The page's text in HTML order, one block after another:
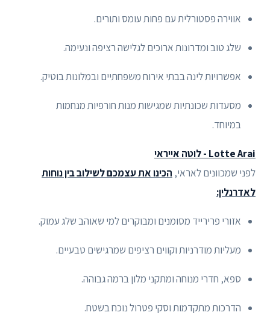
אווירה פסטורלית עם פחות עומס ותורים.
שלג טוב ומדרונות ארוכים לגלישה רציפה ונעימה.
אפשרויות לינה בבתי אירוח משפחתיים ובמלונות בוטיק.
מסעדות שכונתיות שמגישות מנות חורפיות מנחמות
במיוחד.
Lotte Arai - לוטה אייראי
לפני שמכוונים לאראי, הכינו את עצמכם לשילוב בין נוחות
לאדרנלין:
אזורי פרירייד מסומנים ומבוקרים למי שאוהב שלג עמוק.
מעליות מודרניות וקווים רציפים שמרגישים טבעיים.
ספא, חדרי מנוחה ומתקני מלון ברמה גבוהה.
הדרכות מתקדמות וסקי פטרול נוכח בשטח.